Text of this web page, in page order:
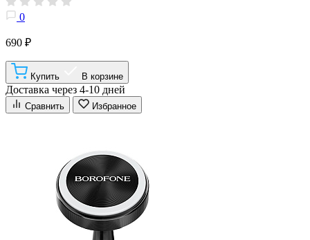
0
690 ₽
Купить В корзине
Доставка через 4-10 дней
Сравнить Избранное